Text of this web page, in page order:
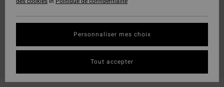
Personnaliser mes choix
Tout accepter